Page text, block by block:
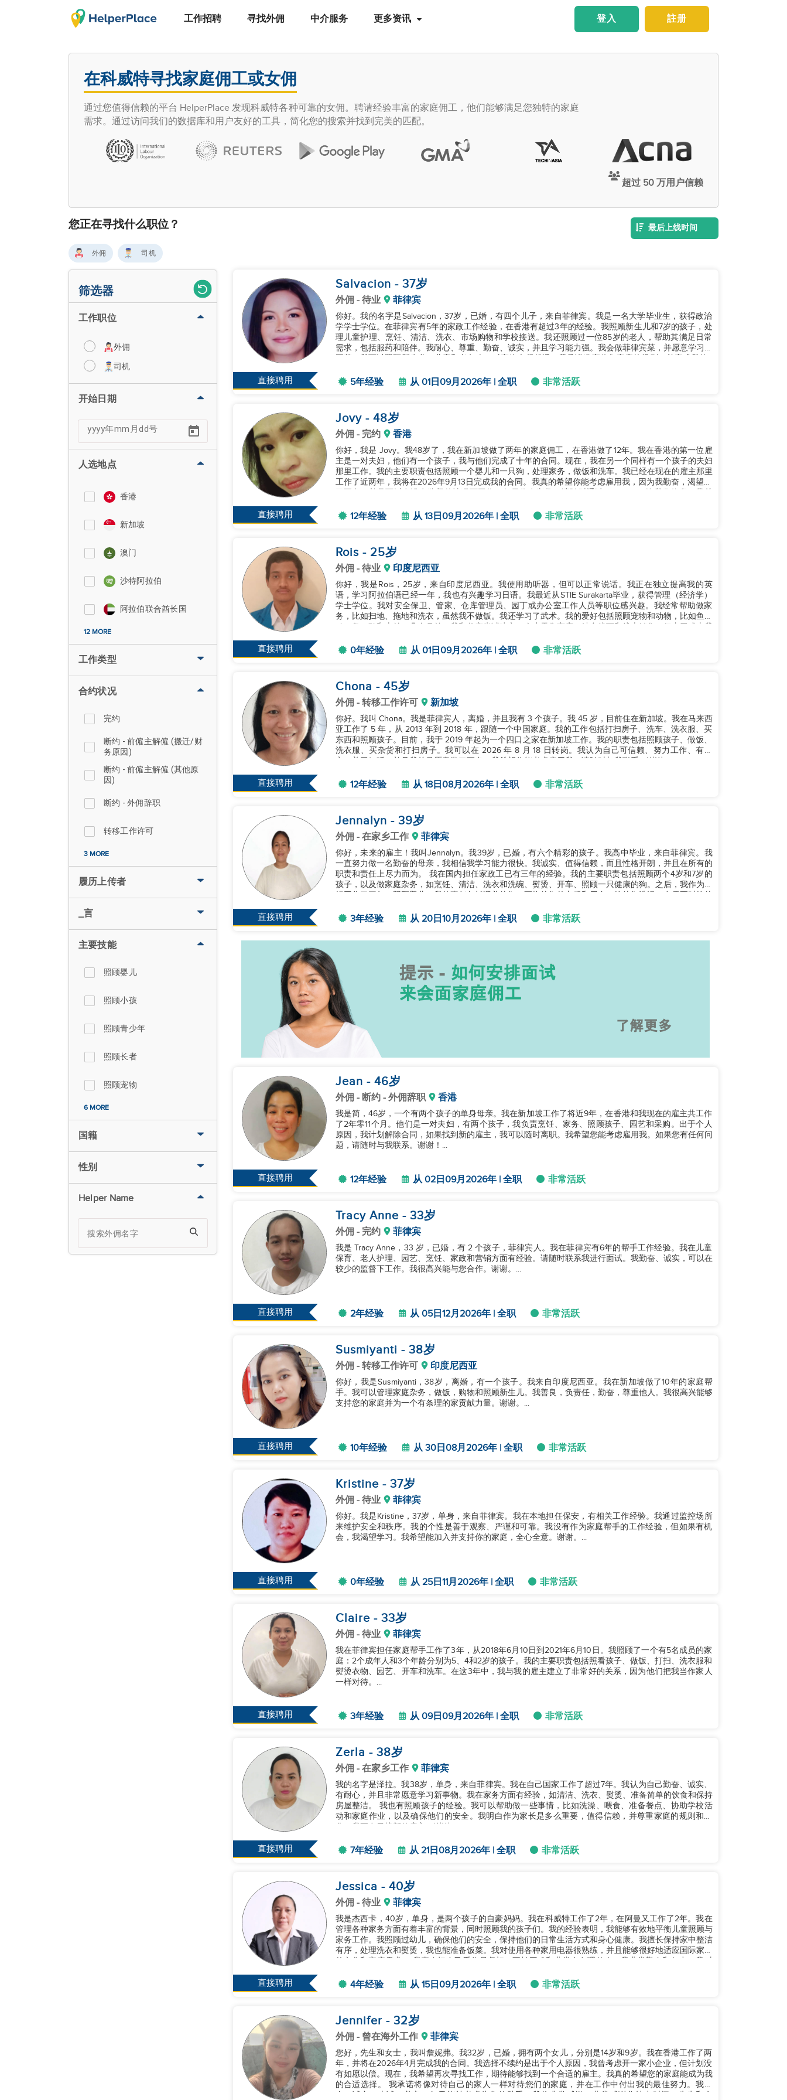
工作招聘 寻找外佣 中介服务 更多资讯 註册
登入
在科威特寻找家庭佣工或女佣
通过您值得信赖的平台 HelperPlace 发现科威特各种可靠的女佣。聘请经验丰富的家庭佣工，他们能够满足您独特的家庭
需求。通过访问我们的数据库和用户友好的工具，简化您的搜索并找到完美的匹配。
超过 50 万用户信赖
您正在寻找什么职位？ 最后上线时间
外佣 司机
筛选器
工作职位
外佣
司机
开始日期
人选地点
香港
新加坡
澳门
沙特阿拉伯
阿拉伯联合酋长国
12 MORE
工作类型
合约状况
完约
断约 - 前僱主解僱 (搬迁/财
务原因)
断约 - 前僱主解僱 (其他原
因)
断约 - 外佣辞职
转移工作许可
3 MORE
履历上传者
_言
主要技能
照顾婴儿
照顾小孩
照顾青少年
照顾长者
照顾宠物
6 MORE
国籍
性别
Helper Name
直接聘用
Salvacion - 37岁
外佣 - 待业 菲律宾
你好。我的名字是Salvacion，37岁，已婚，有四个儿子，来自菲律宾。我是一名大学毕业生，获得政治
学学士学位。在菲律宾有5年的家政工作经验，在香港有超过3年的经验。我照顾新生儿和7岁的孩子，处
理儿童护理、烹饪、清洁、洗衣、市场购物和学校接送。我还照顾过一位85岁的老人，帮助其满足日常
需求，包括服药和陪伴。我耐心、尊重、勤奋、诚实，并且学习能力强。我会做菲律宾菜，并愿意学习中
5年经验 从 01日09月2026年 | 全职 非常活跃
直接聘用
Jovy - 48岁
外佣 - 完约 香港
你好，我是 Jovy。我48岁了，我在新加坡做了两年的家庭佣工，在香港做了12年。我在香港的第一位雇
主是一对夫妇，他们有一个孩子，我与他们完成了十年的合同。现在，我在另一个同样有一个孩子的夫妇
那里工作。我的主要职责包括照顾一个婴儿和一只狗，处理家务，做饭和洗车。我已经在现在的雇主那里
工作了近两年，我将在2026年9月13日完成我的合同。我真的希望你能考虑雇用我，因为我勤奋，渴望学
12年经验 从 13日09月2026年 | 全职 非常活跃
直接聘用
Rois - 25岁
外佣 - 待业 印度尼西亚
你好，我是Rois，25岁，来自印度尼西亚。我使用助听器，但可以正常说话。我正在独立提高我的英
语，学习阿拉伯语已经一年，我也有兴趣学习日语。我最近从STIE Surakarta毕业，获得管理（经济学）
学士学位。我对安全保卫、管家、仓库管理员、园丁或办公室工作人员等职位感兴趣。我经常帮助做家
务，比如扫地、拖地和洗衣，虽然我不做饭。我还学习了武术。我的爱好包括照顾宠物和动物，比如鱼、
0年经验 从 01日09月2026年 | 全职 非常活跃
直接聘用
Chona - 45岁
外佣 - 转移工作许可 新加坡
你好。我叫 Chona。我是菲律宾人，离婚，并且我有 3 个孩子。我 45 岁，目前住在新加坡。我在马来西
亚工作了 5 年，从 2013 年到 2018 年，跟随一个中国家庭。我的工作包括打扫房子、洗车、洗衣服、买
东西和照顾孩子。目前，我于 2019 年起为一个四口之家在新加坡工作。我的职责包括照顾孩子、做饭、
洗衣服、买杂货和打扫房子。我可以在 2026 年 8 月 18 日转岗。我认为自己可信赖、努力工作、有耐
12年经验 从 18日08月2026年 | 全职 非常活跃
直接聘用
Jennalyn - 39岁
外佣 - 在家乡工作 菲律宾
你好，未来的雇主！我叫Jennalyn。我39岁，已婚，有六个精彩的孩子。我高中毕业，来自菲律宾。我
一直努力做一名勤奋的母亲，我相信我学习能力很快。我诚实、值得信赖，而且性格开朗，并且在所有的
职责和责任上尽力而为。 我在国内担任家政工已有三年的经验。我的主要职责包括照顾两个4岁和7岁的
孩子，以及做家庭杂务，如烹饪、清洁、洗衣和洗碗、熨烫、开车、照顾一只健康的狗。之后，我作为保
3年经验 从 20日10月2026年 | 全职 非常活跃
直接聘用
Jean - 46岁
外佣 - 断约 - 外佣辞职 香港
我是简，46岁，一个有两个孩子的单身母亲。我在新加坡工作了将近9年，在香港和我现在的雇主共工作
了2年零11个月。他们是一对夫妇，有两个孩子，我负责烹饪、家务、照顾孩子、园艺和采购。出于个人
原因，我计划解除合同，如果找到新的雇主，我可以随时离职。我希望您能考虑雇用我。如果您有任何问
题，请随时与我联系。谢谢！...
12年经验 从 02日09月2026年 | 全职 非常活跃
直接聘用
Tracy Anne - 33岁
外佣 - 完约 菲律宾
我是 Tracy Anne，33 岁，已婚，有 2 个孩子，菲律宾人。我在菲律宾有6年的帮手工作经验。我在儿童
保育、老人护理、园艺、烹饪、家政和营销方面有经验。请随时联系我进行面试。我勤奋、诚实，可以在
较少的监督下工作。我很高兴能与您合作。谢谢。...
2年经验 从 05日12月2026年 | 全职 非常活跃
直接聘用
Susmiyanti - 38岁
外佣 - 转移工作许可 印度尼西亚
你好，我是Susmiyanti，38岁，离婚，有一个孩子。我来自印度尼西亚。我在新加坡做了10年的家庭帮
手。我可以管理家庭杂务，做饭，购物和照顾新生儿。我善良，负责任，勤奋，尊重他人。我很高兴能够
支持您的家庭并为一个有条理的家贡献力量。谢谢。...
10年经验 从 30日08月2026年 | 全职 非常活跃
直接聘用
Kristine - 37岁
外佣 - 待业 菲律宾
你好。我是Kristine，37岁，单身，来自菲律宾。我在本地担任保安，有相关工作经验。我通过监控场所
来维护安全和秩序。我的个性是善于观察、严谨和可靠。我没有作为家庭帮手的工作经验，但如果有机
会，我渴望学习。我希望能加入并支持你的家庭，全心全意。谢谢。...
0年经验 从 25日11月2026年 | 全职 非常活跃
直接聘用
Claire - 33岁
外佣 - 待业 菲律宾
我在菲律宾担任家庭帮手工作了3年，从2018年6月10日到2021年6月10日。我照顾了一个有5名成员的家
庭：2个成年人和3个年龄分别为5、4和2岁的孩子。我的主要职责包括照看孩子、做饭、打扫、洗衣服和
熨烫衣物、园艺、开车和洗车。在这3年中，我与我的雇主建立了非常好的关系，因为他们把我当作家人
一样对待。...
3年经验 从 09日09月2026年 | 全职 非常活跃
直接聘用
Zerla - 38岁
外佣 - 在家乡工作 菲律宾
我的名字是泽拉。我38岁，单身，来自菲律宾。我在自己国家工作了超过7年。我认为自己勤奋、诚实、
有耐心，并且非常愿意学习新事物。我在家务方面有经验，如清洁、洗衣、熨烫、准备简单的饮食和保持
房屋整洁。 我也有照顾孩子的经验。我可以帮助做一些事情，比如洗澡、喂食、准备餐点、协助学校活
动和家庭作业，以及确保他们的安全。我明白作为家长是多么重要，值得信赖，并尊重家庭的规则和文
7年经验 从 21日08月2026年 | 全职 非常活跃
直接聘用
Jessica - 40岁
外佣 - 待业 菲律宾
我是杰西卡，40岁，单身，是两个孩子的自豪妈妈。我在科威特工作了2年，在阿曼又工作了2年。我在
管理各种家务方面有着丰富的背景，同时照顾我的孩子们。我的经验表明，我能够有效地平衡儿童照顾与
家务工作。我照顾过幼儿，确保他们的安全，保持他们的日常生活方式和身心健康。我擅长保持家中整洁
有序，处理洗衣和熨烫，我也能准备饭菜。我对使用各种家用电器很熟练，并且能够很好地适应国际家庭
4年经验 从 15日09月2026年 | 全职 非常活跃
Jennifer - 32岁
外佣 - 曾在海外工作 菲律宾
您好，先生和女士，我叫詹妮弗。我32岁，已婚，拥有两个女儿，分别是14岁和9岁。我在香港工作了两
年，并将在2026年4月完成我的合同。我选择不续约是出于个人原因，我曾考虑开一家小企业，但计划没
有如愿以偿。现在，我希望再次寻找工作，期待能够找到一个合适的雇主。我真的希望您的家庭能成为我
的合适选择。 我承诺将像对待自己的家人一样对待您们的家庭，并在工作中付出我的最佳努力。我勤